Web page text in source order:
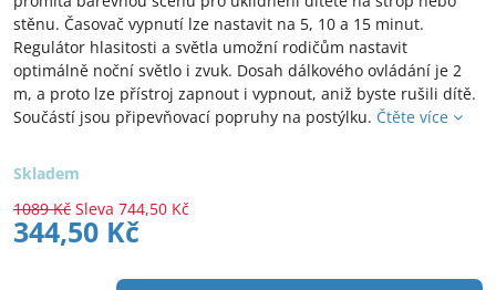
stěnu. Časovač vypnutí lze nastavit na 5, 10 a 15 minut.
Regulátor hlasitosti a světla umožní rodičům nastavit
optimálně noční světlo i zvuk. Dosah dálkového ovládání je 2
m, a proto lze přístroj zapnout i vypnout, aniž byste rušili dítě.
Součástí jsou připevňovací popruhy na postýlku. Čtěte více
Skladem
1089 Kč Sleva 744,50 Kč
344,50 Kč